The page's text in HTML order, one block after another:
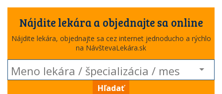
Nájdite lekára a objednajte sa online
Nájdite lekára, objednajte sa cez internet jednoducho a rýchlo
na NávštevaLekára.sk
Hľadať